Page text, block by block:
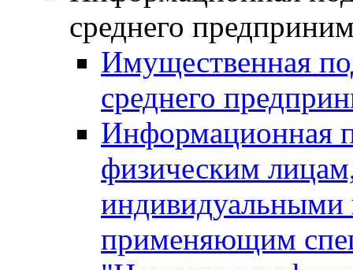
среднего
Имущественная
среднего
Информационная
физическим
индивидуальными
применяющим